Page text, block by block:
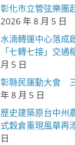
彰化市立管弦樂團
2026 年 8 月 5 日
水湳轉運中心落成
「七轉七接」交通
月 5 日
彰縣民運動大會
年 8 月 5 日
歷史建築原台中
式穀倉重現風華再
日